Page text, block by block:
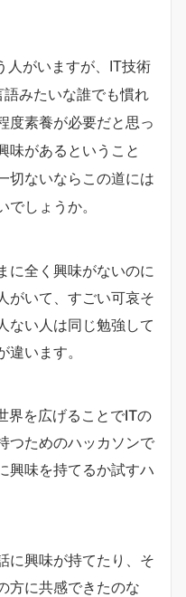
人がいますが、IT技術
みたいな誰でも慣れ
度素養が必要だと思っ
味があるということ
切ないならこの道には
でしょうか。
に全く興味がないのに
がいて、すごい可哀そ
ない人は同じ勉強して
います。
界を広げることでITの
つためのハッカソンで
興味を持てるか試すハ
に興味が持てたり、そ
方に共感できたのな